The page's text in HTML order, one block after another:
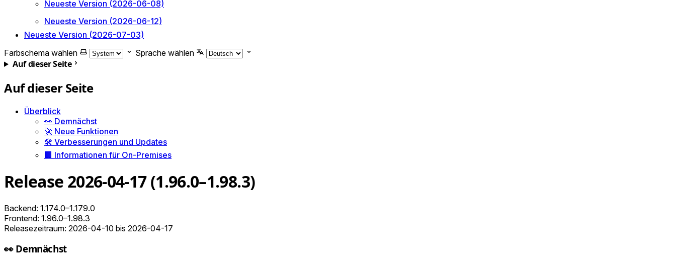
Neueste Version (2026-06-08)
Neueste Version (2026-06-12)
Neueste Version (2026-07-03)
Farbschema wählen
Sprache wählen
Auf dieser Seite
Auf dieser Seite
Überblick
👀 Demnächst
🚀 Neue Funktionen
🛠️ Verbesserungen und Updates
🏢 Informationen für On-Premises
Release 2026-04-17 (1.96.0–1.98.3)
Backend: 1.174.0–1.179.0
Frontend: 1.96.0–1.98.3
Releasezeitraum: 2026-04-10 bis 2026-04-17
👀 Demnächst